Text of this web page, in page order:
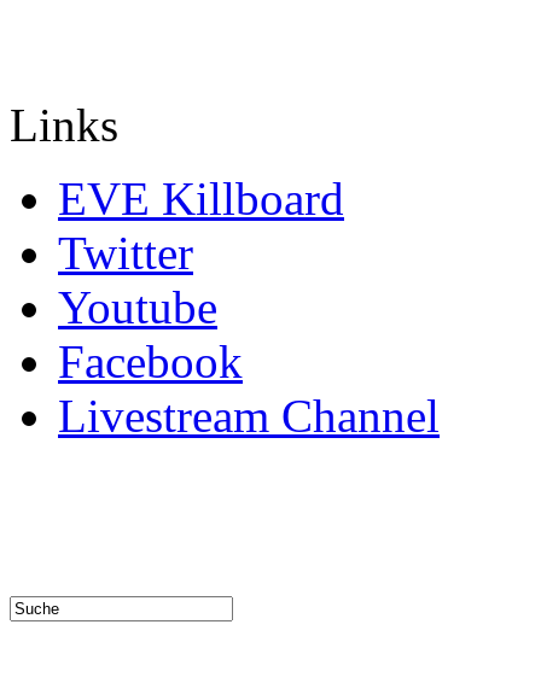
Links
EVE Killboard
Twitter
Youtube
Facebook
Livestream Channel